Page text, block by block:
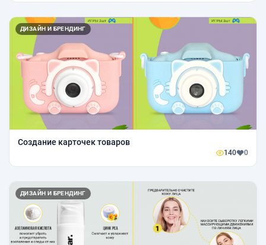
ДИЗАЙН И БРЕНДИНГ
Создание карточек товаров
140 0
ДИЗАЙН И БРЕНДИНГ